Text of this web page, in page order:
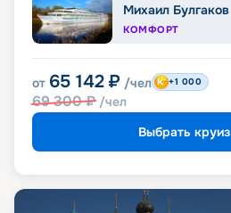
Михаил Булгаков
КОМФОРТ
от 65 142 ₽ /чел
69 300₽ /чел
+1 000
Выбрать круиз